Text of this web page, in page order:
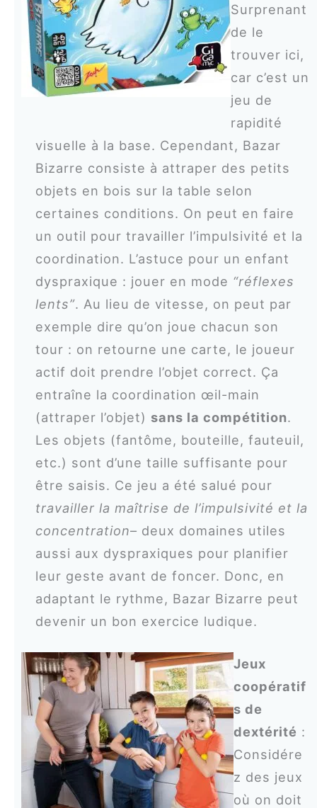
Surprenant
de le
trouver ici,
car c’est un
jeu de
rapidité
visuelle à la base. Cependant, Bazar
Bizarre consiste à attraper des petits
objets en bois sur la table selon
certaines conditions. On peut en faire
un outil pour travailler l’impulsivité et la
coordination. L’astuce pour un enfant
dyspraxique : jouer en mode “réflexes
lents”. Au lieu de vitesse, on peut par
exemple dire qu’on joue chacun son
tour : on retourne une carte, le joueur
actif doit prendre l’objet correct. Ça
entraîne la coordination œil-main
(attraper l’objet) sans la compétition.
Les objets (fantôme, bouteille, fauteuil,
etc.) sont d’une taille suffisante pour
être saisis. Ce jeu a été salué pour
travailler la maîtrise de l’impulsivité et la
concentration– deux domaines utiles
aussi aux dyspraxiques pour planifier
leur geste avant de foncer. Donc, en
adaptant le rythme, Bazar Bizarre peut
devenir un bon exercice ludique.
Jeux
coopératif
s de
dextérité :
Considére
z des jeux
où on doit